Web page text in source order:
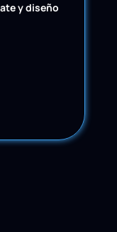
y diseño